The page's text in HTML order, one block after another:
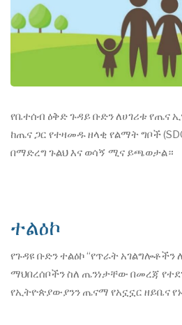
የቤተሰብ ዕቅድ ጉዳይ ቡድን ለሀገሪቱ የጤና
ከጤና ጋር የተዛመዱ ዘላቂ የልማት ግቦች
በማድረግ ጉልህ እና ወሳኝ ሚና ይጫወታል።
ተልዕኮ
የጉዳዩ ቡድን ተልዕኮ “የጥራት
ማህበረሰቦችን ስለ ጤንነታቸው በመረጃ
የኢትዮጵያውያንን ጤናማ የአኗኗር ዘይቤና